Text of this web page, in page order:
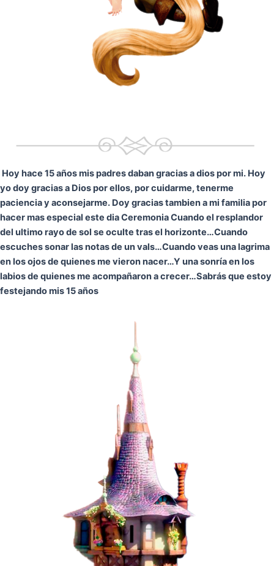
Hoy hace 15 años mis padres daban gracias a dios por mi. Hoy
yo doy gracias a Dios por ellos, por cuidarme, tenerme
paciencia y aconsejarme. Doy gracias tambien a mi familia por
hacer mas especial este dia CeremoniaCuando el resplandor
del ultimo rayo de sol se oculte tras el horizonte…Cuando
escuches sonar las notas de un vals…Cuando veas una lagrima
en los ojos de quienes me vieron nacer…Y una sonría en los
labios de quienes me acompañaron a crecer…Sabrás que estoy
festejando mis 15 años